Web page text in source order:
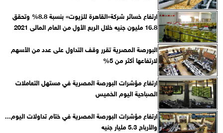
ارتفاع خسائر شركة«القاهرة للزيوت» بنسبة 8.8% وتحقق
16.8 مليون جنيه خلال الربع الأول من العام المالى 2021
البورصة المصرية تقرر وقف التداول على عدد من الأسهم
لارتفاعها أكثر من 5%
ارتفاع مؤشرات البورصة المصرية في مستهل التعاملات
الصباحية اليوم الخميس
ارتفاع مؤشرات البورصة المصرية في ختام تداولات اليوم...
والأرباح 5.3 مليار جنيه